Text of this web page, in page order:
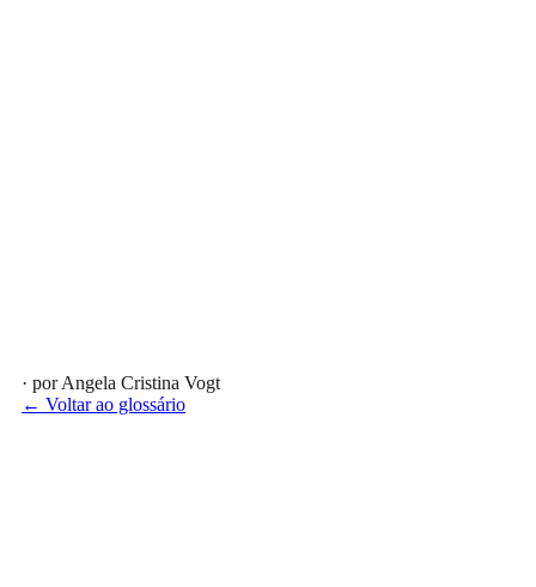
· por Angela Cristina Vogt
← Voltar ao glossário